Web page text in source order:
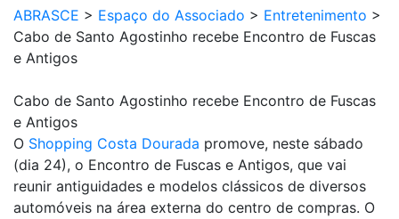
ABRASCE > Espaço do Associado > Entretenimento >
Cabo de Santo Agostinho recebe Encontro de Fuscas
e Antigos
Cabo de Santo Agostinho recebe Encontro de Fuscas
e Antigos
O Shopping Costa Dourada promove, neste sábado
(dia 24), o Encontro de Fuscas e Antigos, que vai
reunir antiguidades e modelos clássicos de diversos
automóveis na área externa do centro de compras. O